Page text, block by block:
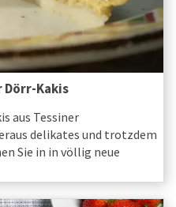
Dörr-Kakis
aus Tessiner
delikates und trotzdem
Sie in in völlig neue